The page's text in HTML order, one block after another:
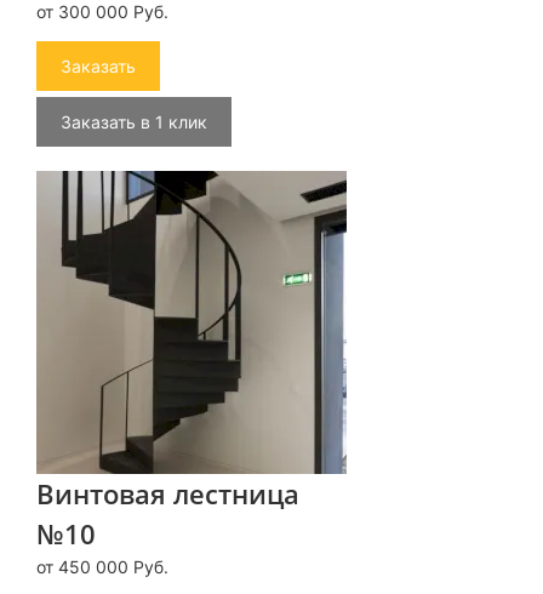
от 300 000 Руб.
Заказать
Заказать в 1 клик
Винтовая лестница
№10
от 450 000 Руб.